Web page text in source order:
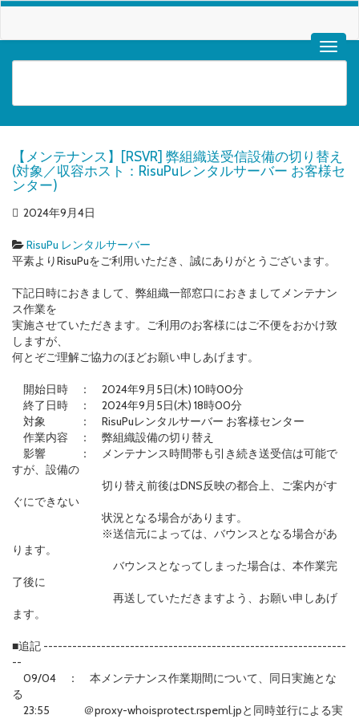
【メンテナンス】[RSVR] 弊組織送受信設備の切り替え
(対象／収容ホスト：RisuPuレンタルサーバー お客様セ
ンター)
2024年9月4日
RisuPu レンタルサーバー
平素よりRisuPuをご利用いただき、誠にありがとうございます。
下記日時におきまして、弊組織一部窓口におきましてメンテナン
ス作業を
実施させていただきます。ご利用のお客様にはご不便をおかけ致
しますが、
何とぞご理解ご協力のほどお願い申しあげます。
開始日時 ： 2024年9月5日(木) 10時00分
終了日時 ： 2024年9月5日(木) 18時00分
対象 ： RisuPuレンタルサーバー お客様センター
作業内容 ： 弊組織設備の切り替え
影響 ： メンテナンス時間帯も引き続き送受信は可能で
すが、設備の
切り替え前後はDNS反映の都合上、ご案内がす
ぐにできない
状況となる場合があります。
※送信元によっては、バウンスとなる場合があ
ります。
バウンスとなってしまった場合は、本作業完
了後に
再送していただきますよう、お願い申しあげ
ます。
■追記 ---------------------------------------------------------------
--
09/04 ： 本メンテナンス作業期間について、同日実施とな
る
23:55 ＠proxy-whoisprotect.rspeml.jpと同時並行による実